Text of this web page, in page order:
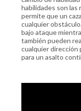
habilidades son las
permite que un
cualquier
bajo ataque
también pueden
cualquier dirección
para un asalto